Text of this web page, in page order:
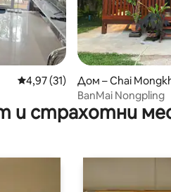
Средна оценка: 4,97 от 5, 31
4,97 (31)
Дом – Chai
BanMai Nongpling
страхотни